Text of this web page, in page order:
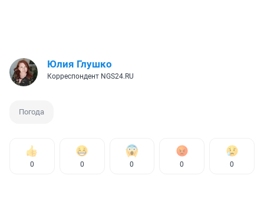
Юлия Глушко
Корреспондент NGS24.RU
Погода
0 0 0 0 0